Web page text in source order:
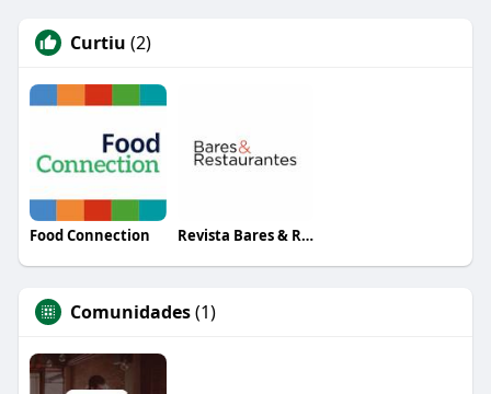
Curtiu (2)
Food Connection Revista Bares & Restaurantes
Comunidades(1)